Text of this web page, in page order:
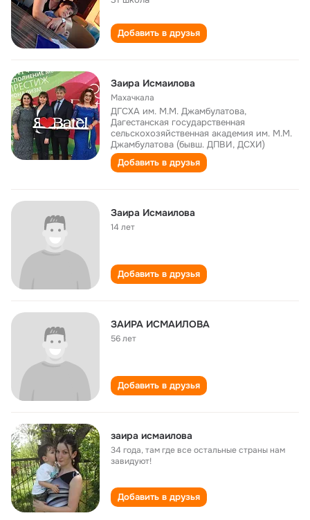
Добавить в друзья
Заира Исмаилова
Махачкала
ДГСХА им. М.М. Джамбулатова,
Дагестанская государственная
сельскохозяйственная академия им. М.М.
Джамбулатова (бывш. ДПВИ, ДСХИ)
Добавить в друзья
Заира Исмаилова
14 лет
Добавить в друзья
ЗАИРА ИСМАИЛОВА
56 лет
Добавить в друзья
заира исмаилова
34 года,там где все остальные страны нам
завидуют!
Добавить в друзья